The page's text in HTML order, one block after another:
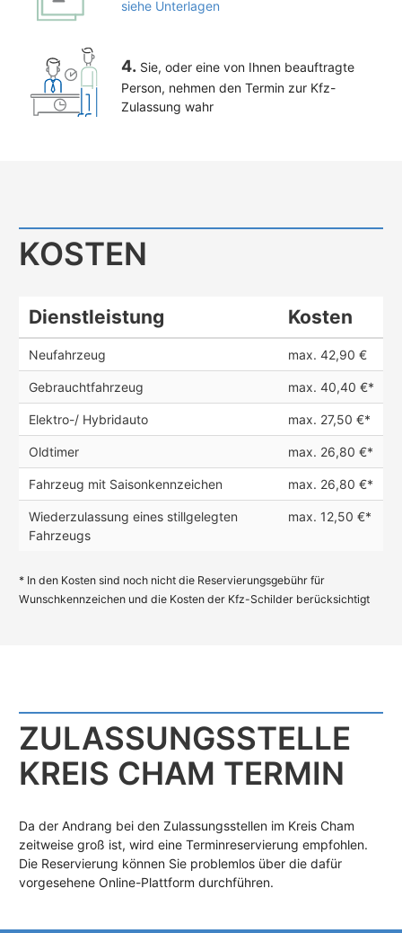
siehe Unterlagen
4. Sie, oder eine von Ihnen beauftragte
Person, nehmen den Termin zur Kfz-
Zulassung wahr
KOSTEN
Dienstleistung Kosten
Neufahrzeug max. 42,90 €
Gebrauchtfahrzeug max. 40,40 €*
Elektro-/ Hybridauto max. 27,50 €*
Oldtimer max. 26,80 €*
Fahrzeug mit Saisonkennzeichen max. 26,80 €*
Wiederzulassung eines stillgelegten
Fahrzeugs
max. 12,50 €*
* In den Kosten sind noch nicht die Reservierungsgebühr für
Wunschkennzeichen und die Kosten der Kfz-Schilder berücksichtigt
ZULASSUNGS­STELLE
KREIS CHAM TERMIN
Da der Andrang bei den Zulassungsstellen im Kreis Cham
zeitweise groß ist, wird eine Terminreservierung empfohlen.
Die Reservierung können Sie problemlos über die dafür
vorgesehene Online-Plattform durchführen.